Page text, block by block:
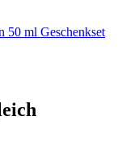
50 ml Geschenkset